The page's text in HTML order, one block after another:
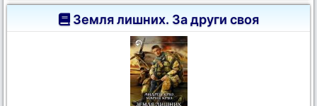
Земля лишних. За други своя